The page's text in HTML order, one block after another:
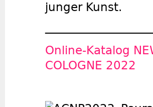
junger Kunst.
Online-Katalog
COLOGNE 2022